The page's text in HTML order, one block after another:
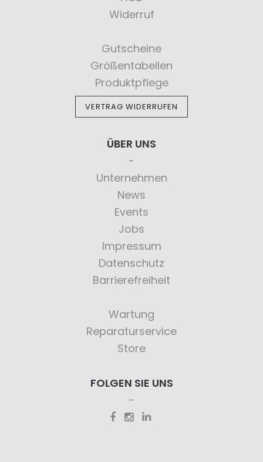
Widerruf
Gutscheine
Größentabellen
Produktpflege
VERTRAG WIDERRUFEN
ÜBER UNS
Unternehmen
News
Events
Jobs
Impressum
Datenschutz
Barrierefreiheit
Wartung
Reparaturservice
Store
FOLGEN SIE UNS